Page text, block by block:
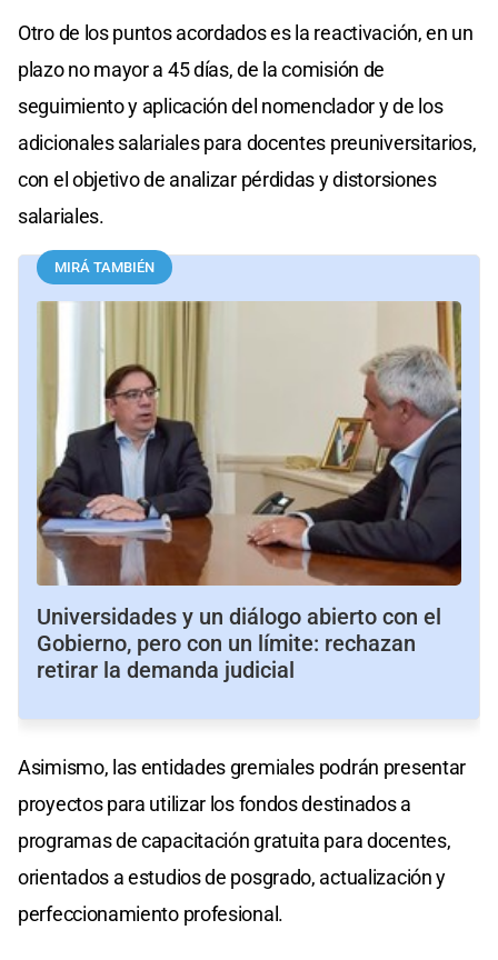
Otro de los puntos acordados es la reactivación, en un
plazo no mayor a 45 días, de la comisión de
seguimiento y aplicación del nomenclador y de los
adicionales salariales para docentes preuniversitarios,
con el objetivo de analizar pérdidas y distorsiones
salariales.
MIRÁ TAMBIÉN
Universidades y un diálogo abierto con el
Gobierno, pero con un límite: rechazan
retirar la demanda judicial
Asimismo, las entidades gremiales podrán presentar
proyectos para utilizar los fondos destinados a
programas de capacitación gratuita para docentes,
orientados a estudios de posgrado, actualización y
perfeccionamiento profesional.